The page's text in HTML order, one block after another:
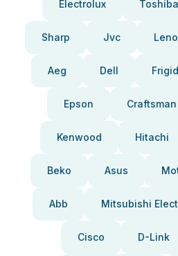
Electrolux Toshiba
Sharp Jvc
Aeg Dell
Epson Craftsman
Kenwood Hitachi
Beko Asus
Abb Mitsubishi
Cisco D-Link